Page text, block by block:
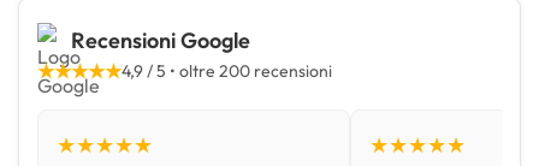
Recensioni Google
★★★★★4,9 / 5 • oltre 200 recensioni
★★★★★ ★★★★★